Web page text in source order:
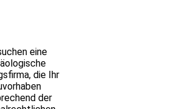
eine
die Ihr
der